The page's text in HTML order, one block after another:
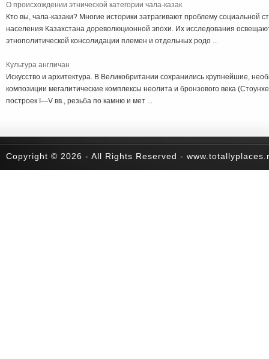
О происхождении этнической категории чала-казак
Кто вы, чала-казаки? Многие историки затрагивают проблему социальной
населения Казахстана дореволюционной эпохи. Их исследования
этнополитической консолидации племен и отдельных родо ...
Культура англичан
Искусство и архитектура. В Великобритании сохранились крупнейшие,
композиции мегалитические комплексы неолита и бронзового века
построек I—V вв., резьба по камню и мет ...
Copyright © 2026 - All Rights Reserved -